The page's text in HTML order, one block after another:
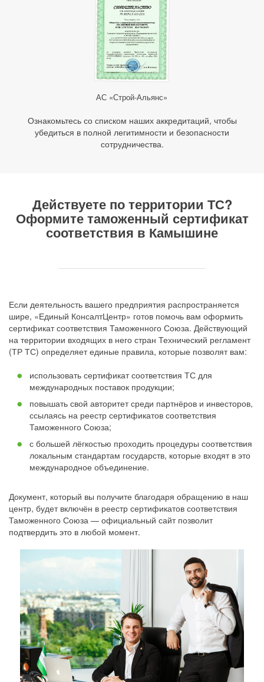
АС «Строй-Альянс»
Ознакомьтесь со списком наших аккредитаций, чтобы
убедиться в полной легитимности и безопасности
сотрудничества.
Действуете по территории ТС?
Оформите таможенный сертификат
соответствия в Камышине
Если деятельность вашего предприятия распространяется
шире, «Единый КонсалтЦентр» готов помочь вам оформить
сертификат соответствия Таможенного Союза. Действующий
на территории входящих в него стран Технический регламент
(ТР ТС) определяет единые правила, которые позволят вам:
использовать сертификат соответствия ТС для
международных поставок продукции;
повышать свой авторитет среди партнёров и инвесторов,
ссылаясь на реестр сертификатов соответствия
Таможенного Союза;
с большей лёгкостью проходить процедуры соответствия
локальным стандартам государств, которые входят в это
международное объединение.
Документ, который вы получите благодаря обращению в наш
центр, будет включён в реестр сертификатов соответствия
Таможенного Союза — официальный сайт позволит
подтвердить это в любой момент.